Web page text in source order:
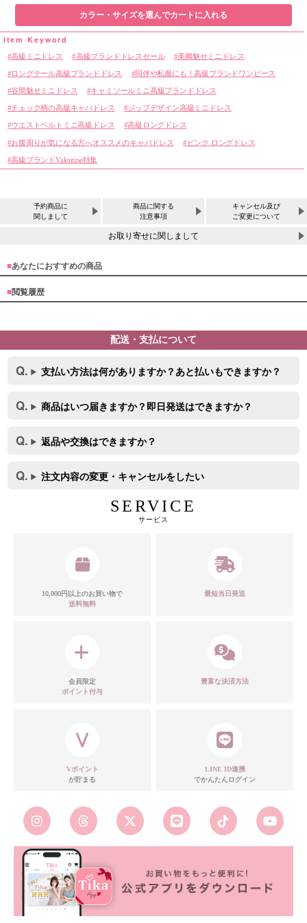
カラー・サイズを選んでカートに入れる
高級ミニドレス 高級ブランドドレスセール
美脚魅せミニドレス
ロングテール高級ブランドドレス
同伴や私服にも！高級ブランドワンピース
谷間魅せミニドレス キャミソールミニ高級ブランドドレス
チェック柄の高級キャバドレス ジップデザイン高級ミニドレス
ウエストベルトミニ高級ドレス
高級ロングドレス
お腹周りが気になる方へオススメのキャバドレス
ピンク ロングドレス
高級ブランドValentine特集
予約商品に
関しまして
商品に関する
注意事項
キャンセル及び
ご変更について
お取り寄せに関しまして
■あなたにおすすめの商品
■閲覧履歴
配送・支払について
支払い方法は何がありますか？あと払いもできますか？
商品はいつ届きますか？即日発送はできますか？
返品や交換はできますか？
注文内容の変更・キャンセルをしたい
SERVICE
サービス
10,000円以上のお買い物で
送料無料
最短当日発送
会員限定
ポイント付与
豊富な決済方法
Vポイント
が貯まる
LINE ID連携
でかんたんログイン